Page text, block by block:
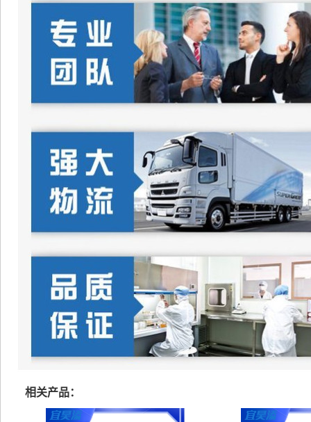
相关产品：